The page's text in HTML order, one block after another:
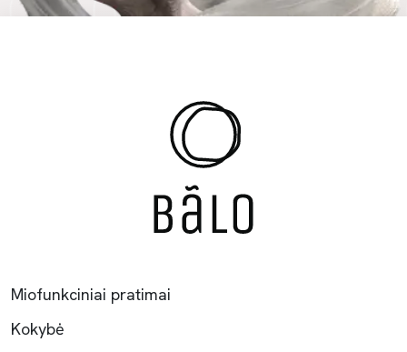
Miofunkciniai pratimai
Kokybė